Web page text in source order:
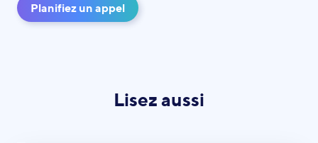
Planifiez un appel
Lisez aussi